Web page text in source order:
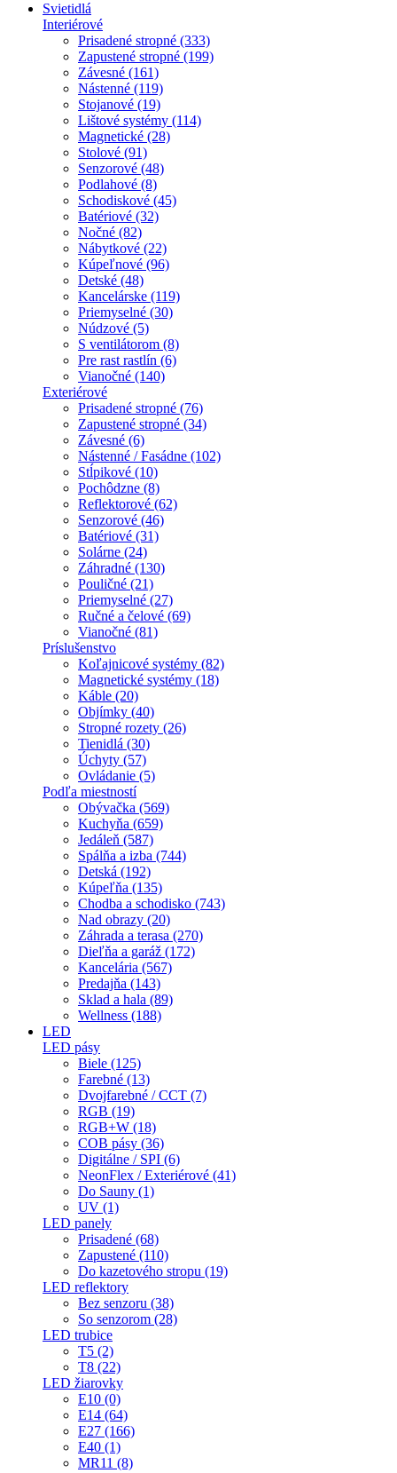
Svietidlá
Interiérové
Prisadené stropné (333)
Zapustené stropné (199)
Závesné (161)
Nástenné (119)
Stojanové (19)
Lištové systémy (114)
Magnetické (28)
Stolové (91)
Senzorové (48)
Podlahové (8)
Schodiskové (45)
Batériové (32)
Nočné (82)
Nábytkové (22)
Kúpeľnové (96)
Detské (48)
Kancelárske (119)
Priemyselné (30)
Núdzové (5)
S ventilátorom (8)
Pre rast rastlín (6)
Vianočné (140)
Exteriérové
Prisadené stropné (76)
Zapustené stropné (34)
Závesné (6)
Nástenné / Fasádne (102)
Stĺpikové (10)
Pochôdzne (8)
Reflektorové (62)
Senzorové (46)
Batériové (31)
Solárne (24)
Záhradné (130)
Pouličné (21)
Priemyselné (27)
Ručné a čelové (69)
Vianočné (81)
Príslušenstvo
Koľajnicové systémy (82)
Magnetické systémy (18)
Káble (20)
Objímky (40)
Stropné rozety (26)
Tienidlá (30)
Úchyty (57)
Ovládanie (5)
Podľa miestností
Obývačka (569)
Kuchyňa (659)
Jedáleň (587)
Spálňa a izba (744)
Detská (192)
Kúpeľňa (135)
Chodba a schodisko (743)
Nad obrazy (20)
Záhrada a terasa (270)
Dieľňa a garáž (172)
Kancelária (567)
Predajňa (143)
Sklad a hala (89)
Wellness (188)
LED
LED pásy
Biele (125)
Farebné (13)
Dvojfarebné / CCT (7)
RGB (19)
RGB+W (18)
COB pásy (36)
Digitálne / SPI (6)
NeonFlex / Exteriérové (41)
Do Sauny (1)
UV (1)
LED panely
Prisadené (68)
Zapustené (110)
Do kazetového stropu (19)
LED reflektory
Bez senzoru (38)
So senzorom (28)
LED trubice
T5 (2)
T8 (22)
LED žiarovky
E10 (0)
E14 (64)
E27 (166)
E40 (1)
MR11 (8)